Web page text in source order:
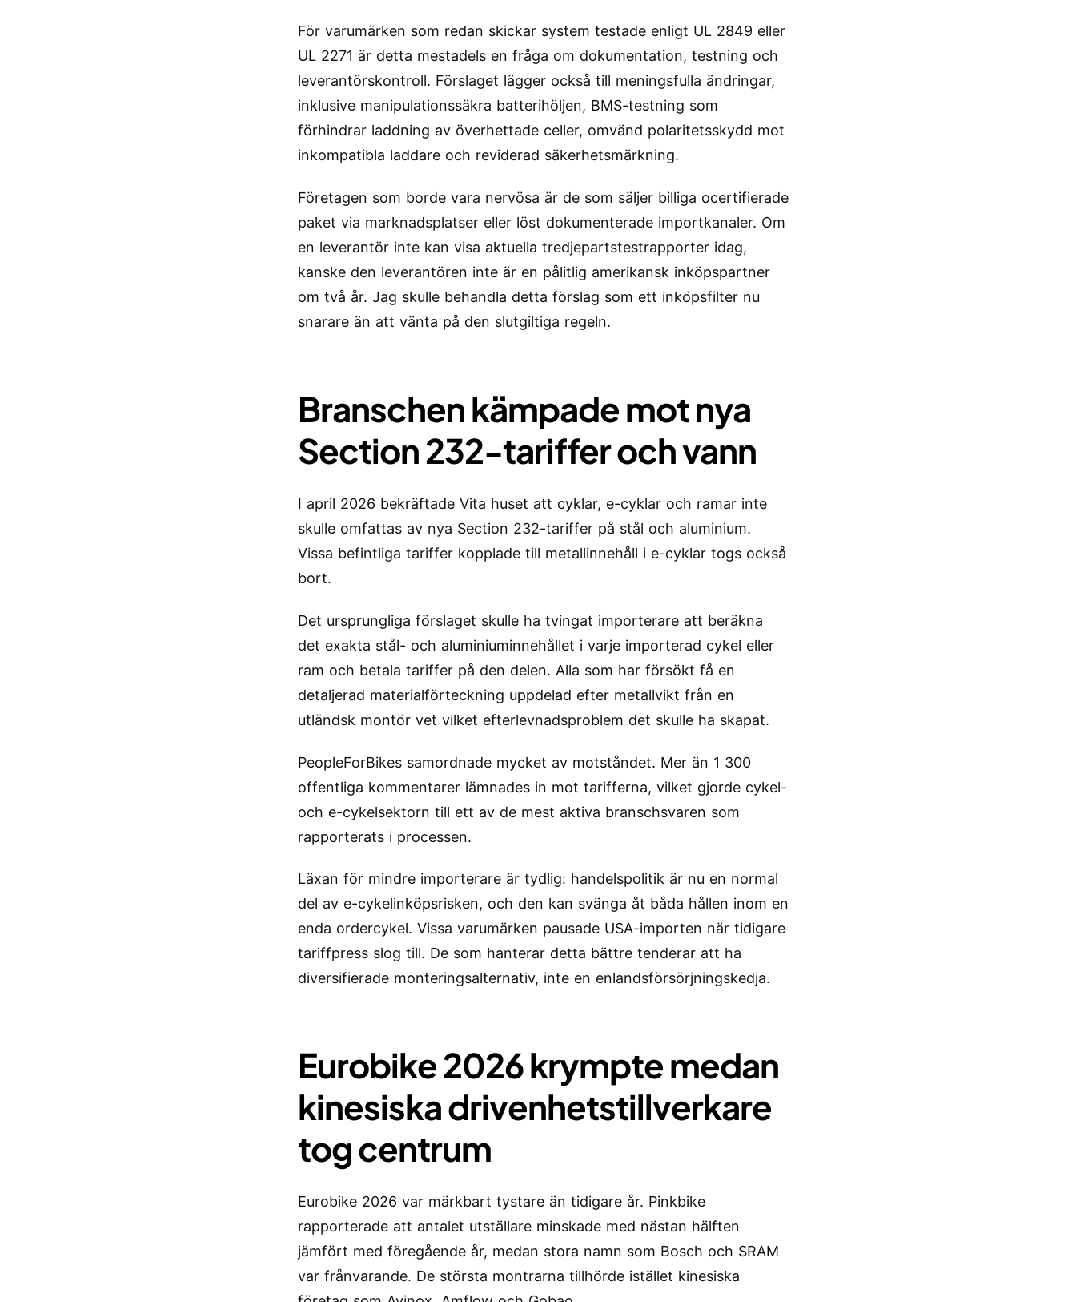
För varumärken som redan skickar system testade enligt UL 2849 eller
UL 2271 är detta mestadels en fråga om dokumentation, testning och
leverantörskontroll. Förslaget lägger också till meningsfulla ändringar,
inklusive manipulationssäkra batterihöljen, BMS-testning som
förhindrar laddning av överhettade celler, omvänd polaritetsskydd mot
inkompatibla laddare och reviderad säkerhetsmärkning.
Företagen som borde vara nervösa är de som säljer billiga ocertifierade
paket via marknadsplatser eller löst dokumenterade importkanaler. Om
en leverantör inte kan visa aktuella tredjepartstestrapporter idag,
kanske den leverantören inte är en pålitlig amerikansk inköpspartner
om två år. Jag skulle behandla detta förslag som ett inköpsfilter nu
snarare än att vänta på den slutgiltiga regeln.
Branschen kämpade mot nya
Section 232-tariffer och vann
I april 2026 bekräftade Vita huset att cyklar, e-cyklar och ramar inte
skulle omfattas av nya Section 232-tariffer på stål och aluminium.
Vissa befintliga tariffer kopplade till metallinnehåll i e-cyklar togs också
bort.
Det ursprungliga förslaget skulle ha tvingat importerare att beräkna
det exakta stål- och aluminiuminnehållet i varje importerad cykel eller
ram och betala tariffer på den delen. Alla som har försökt få en
detaljerad materialförteckning uppdelad efter metallvikt från en
utländsk montör vet vilket efterlevnadsproblem det skulle ha skapat.
PeopleForBikes samordnade mycket av motståndet. Mer än 1 300
offentliga kommentarer lämnades in mot tarifferna, vilket gjorde cykel-
och e-cykelsektorn till ett av de mest aktiva branschsvaren som
rapporterats i processen.
Läxan för mindre importerare är tydlig: handelspolitik är nu en normal
del av e-cykelinköpsrisken, och den kan svänga åt båda hållen inom en
enda ordercykel. Vissa varumärken pausade USA-importen när tidigare
tariffpress slog till. De som hanterar detta bättre tenderar att ha
diversifierade monteringsalternativ, inte en enlandsförsörjningskedja.
Eurobike 2026 krympte medan
kinesiska drivenhetstillverkare
tog centrum
Eurobike 2026 var märkbart tystare än tidigare år. Pinkbike
rapporterade att antalet utställare minskade med nästan hälften
jämfört med föregående år, medan stora namn som Bosch och SRAM
var frånvarande. De största montrarna tillhörde istället kinesiska